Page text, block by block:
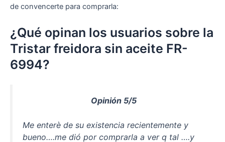
de convencerte para comprarla:
¿Qué opinan los usuarios sobre la
Tristar freidora sin aceite FR-
6994?
Opinión 5/5
Me enterè de su existencia recientemente y
bueno….me dió por comprarla a ver q tal ….y